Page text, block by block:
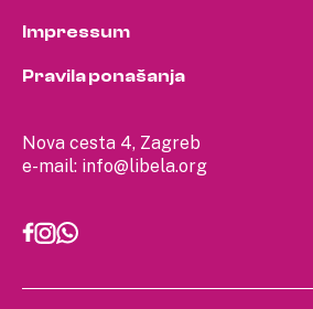
Nova cesta 4, Zagreb
e-mail: info@libela.org
Impressum
Pravila ponašanja